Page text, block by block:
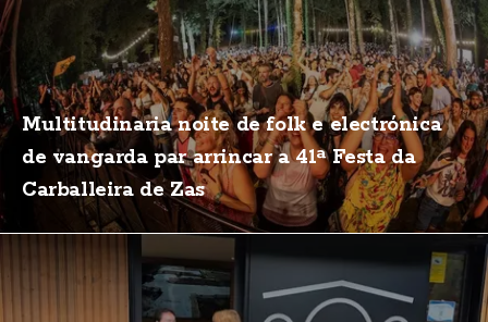
Multitudinaria noite de folk e electrónica
de vangarda par arrincar a 41ª Festa da
Carballeira de Zas